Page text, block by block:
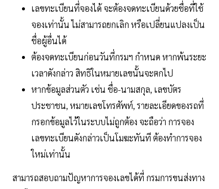
เลขทะเบียนที่จองได้ จะต้องจดทะเบียนด้วยชื่อที่ใช้
จองเท่านั้น ไม่สามารถยกเลิก หรือเปลี่ยนแปลงเป็น
ชื่อผู้อื่นได้
ต้องจดทะเบียนก่อนวันที่กรมฯ กำหนด หากพ้นระยะ
เวลาดังกล่าว สิทธิในหมายเลขนั้นจะตกไป
หากข้อมูลส่วนตัว เช่น ชื่อ-นามสกุล, เลขบัตร
ประชาชน, หมายเลขโทรศัพท์, รายละเอียดของรถที่
กรอกข้อมูลไว้ในระบบไม่ถูกต้อง จะถือว่า การจอง
เลขทะเบียนดังกล่าวเป็นโมฆะทันที ต้องทำการจอง
ใหม่เท่านั้น
สามารถสอบถามปัญหาการจองเลขได้ที่ กรมการขนส่งทาง